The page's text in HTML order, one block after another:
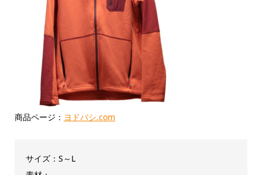
商品ページ： ヨドバシ.com
サイズ：S～L